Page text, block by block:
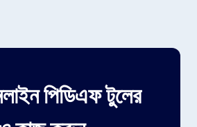
পিডিএফ টুলের